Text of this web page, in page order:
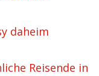
daheim
Reisende in